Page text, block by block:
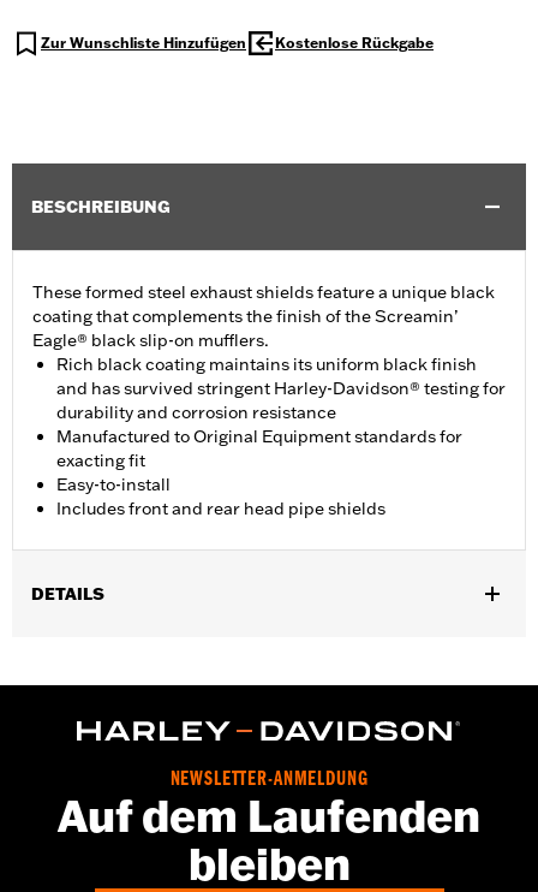
Zur Wunschliste Hinzufügen Kostenlose Rückgabe
BESCHREIBUNG
These formed steel exhaust shields feature a unique black
coating that complements the finish of the Screamin’
Eagle® black slip-on mufflers.
Rich black coating maintains its uniform black finish
and has survived stringent Harley-Davidson® testing for
durability and corrosion resistance
Manufactured to Original Equipment standards for
exacting fit
Easy-to-install
Includes front and rear head pipe shields
DETAILS
NEWSLETTER-ANMELDUNG
Auf dem Laufenden
bleiben